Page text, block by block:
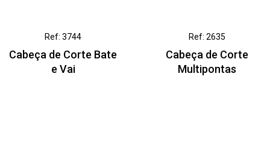
Ref: 3744
Cabeça de Corte Bate
e Vai
Ref: 2635
Cabeça de Corte
Multipontas